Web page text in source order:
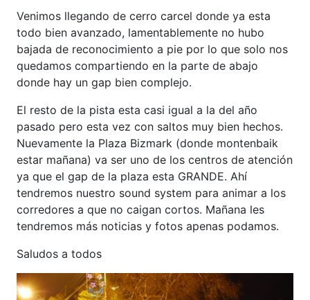
Venimos llegando de cerro carcel donde ya esta
todo bien avanzado, lamentablemente no hubo
bajada de reconocimiento a pie por lo que solo nos
quedamos compartiendo en la parte de abajo
donde hay un gap bien complejo.
El resto de la pista esta casi igual a la del año
pasado pero esta vez con saltos muy bien hechos.
Nuevamente la Plaza Bizmark (donde montenbaik
estar mañana) va ser uno de los centros de atención
ya que el gap de la plaza esta GRANDE. Ahí
tendremos nuestro sound system para animar a los
corredores a que no caigan cortos. Mañana les
tendremos más noticias y fotos apenas podamos.
Saludos a todos